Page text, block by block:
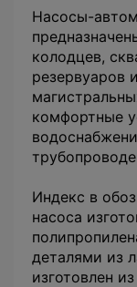
Насосы-
колодцев,
резервуаров
комфортные
Индекс в
насоса
деталями из
изготовлен